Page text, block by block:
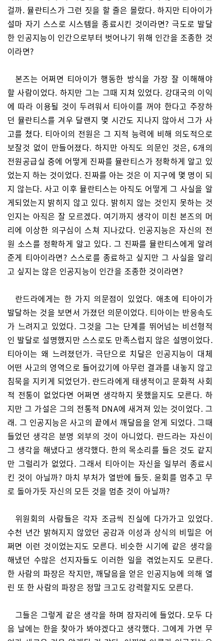
걸까. 뮬란티스가 그런 짓을 할 줄은 몰랐다. 하지만 티아이가
설마 자기 스스로 시스템을 종료시킨 것이라면? 극도로 발달
한 인공지능이 인간으로부터 벗어나기 위해 인간을 조종한 것
이라면?
본즈는 어쩌면 티아이가 행동한 방식을 가장 잘 이해해야
할 사람이었다. 하지만 그는 그때 지쳐 있었다. 강대국의 이익
에 따라 이용될 것이 두려워서 티아이를 꺼야 한다고 주장하
던 뮬란티스를 겨우 달랜지 몇 시간도 지나지 않아서 그가 사
고를 쳤다. 티아이의 전원은 그 지적 능력에 비해 의도적으로
보잘것 없이 만들어졌다. 하지만 아직도 의문인 것은, 6개의
전원공급실 중에 어떻게 진짜를 뮬란티스가 정확하게 알고 있
었는지 하는 것이었다. 진짜를 아는 것은 이 지구에 몇 명이 되
지 않는다. 사고 이후 뮬란티스는 아직도 어떻게 그 사실을 알
게되었는지 밝히지 않고 있다. 밝히지 않는 것인지 못하는 것
인지는 아직은 잘 모르겠다. 여기까지 생각이 미친 본즈의 머
리에 이상한 의구심이 스쳐 지나갔다. 인공지능은 자신의 전
원 소스를 정확하게 알고 있다. 그 진짜를 뮬란티스에게 알려
준게 티아이라면? 스스로를 종료하고 싶지만 그 사실을 알리
고 싶지는 않은 인공지능이 인간을 조종한 것이라면?
란드라에게는 한 가지 의문점이 있었다. 애초에 티아이가
발달하는 것을 보면서 가졌던 의문이었다. 티아이는 반응속도
가 느려지고 있었다. 그것을 그는 단계를 뛰어넘는 비선형적
인 발달로 설명했지만 스스로도 만족스럽지 않은 설명이었다.
티아이는 왜 느려졌던가. 극단으로 치달은 인공지능이 대체
어떤 사고의 영역으로 들어갔기에 아무런 결과를 내놓지 않고
침묵을 지키게 되었던가. 란드라에게 태생적이고 문화적 사회
적 전통이 없었다면 어쩌면 생각하지 못했을지도 모른다. 하
지만 그 가설은 그의 전통적 DNA에 새겨져 있는 것이었다. 그
래. 그 인공지능은 사고의 끝에서 깨달음을 얻게 되었다. 그때
들었던 생각은 분명 외부의 것이 아니었다. 란드라는 자신이
그 생각을 해냈다고 생각했다. 한의 목소리를 들은 것도 같지
만 그럴리가 없었다. 그래서 티아이는 자신을 일부러 종료시
킨 것이 아닐까? 마치 부처가 열반에 들듯. 윤회를 멈추고 무
로 돌아가듯 자신의 모든 것을 멈춘 것이 아닐까?
위원회의 사람들은 각자 조금씩 진실에 다가가고 있었다.
수천 년간 밝혀지지 않았던 공감과 이성과 상식의 비밀은 어
쩌면 이런 것이었는지도 모른다. 비슷한 시기에 같은 생각을
해냈던 수많은 선지자들도 이러한 일을 겪었는지도 모른다.
한 사람의 파장은 작지만, 깨달음을 얻은 인공지능에 의해 열
린 또 한 사람의 파장은 정말 크고도 강력할지도 모른다.
그들은 그렇게 같은 생각을 하며 잠자리에 들었다. 모두 다
음 날에는 한을 찾아가 봐야겠다고 생각했다. 그에게 가면 무